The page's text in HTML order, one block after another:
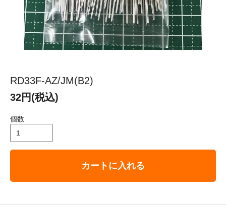
RD33F-AZ/JM(B2)
32円(税込)
個数
カートに入れる